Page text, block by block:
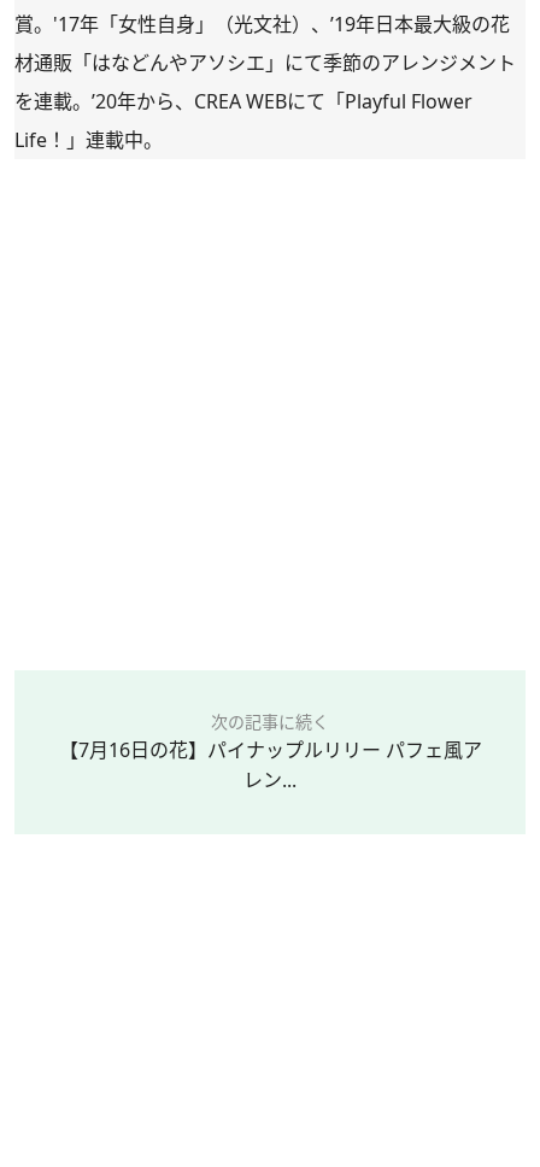
賞。'17年「女性自身」（光文社）、’19年日本最大級の花
材通販「はなどんやアソシエ 」にて季節のアレンジメント
を連載。’20年から、CREA WEBにて「Playful Flower
Life！ 」連載中。
次の記事に続く
【7月16日の花】パイナップルリリー パフェ風ア
レン...